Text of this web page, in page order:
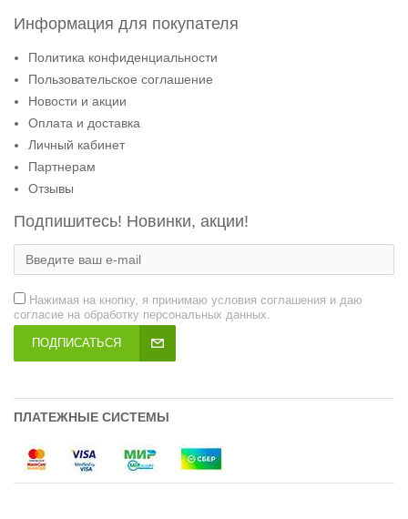
Информация для покупателя
Политика конфиденциальности
Пользовательское соглашение
Новости и акции
Оплата и доставка
Личный кабинет
Партнерам
Отзывы
Подпишитесь! Новинки, акции!
Нажимая на кнопку, я принимаю условия соглашения и даю
согласие на обработку персональных данных.
ПОДПИСАТЬСЯ
ПЛАТЕЖНЫЕ СИСТЕМЫ